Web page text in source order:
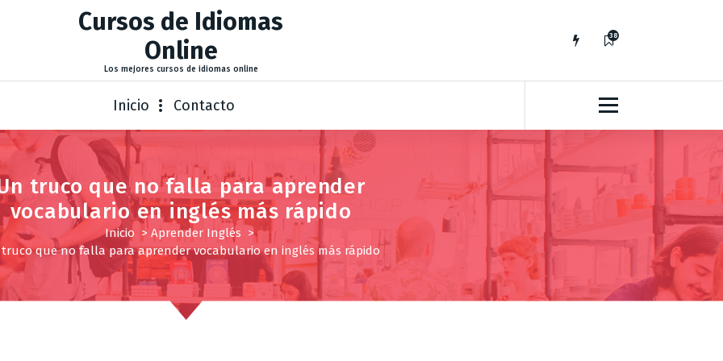
Cursos de Idiomas
Online
Los mejores cursos de idiomas online
38
7
Inicio Contacto
truco que no falla para aprender
vocabulario en inglés más rápido
Inicio >Aprender Inglés >
que no falla para aprender vocabulario en inglés más rápido